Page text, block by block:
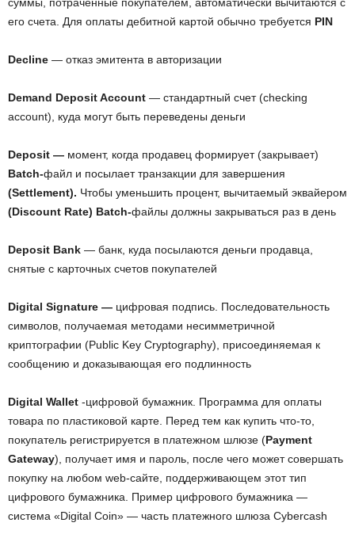
его счета. Для оплаты дебитной картой обычно требуется PIN
Decline — отказ эмитента в авторизации
Demand Deposit Account — стандартный счет (checking
account), куда могут быть переведены деньги
Deposit — момент, когда продавец формирует (закрывает)
Batch-файл и посылает транзакции для завершения
(Settlement). Чтобы уменьшить процент, вычитаемый эквайером
(Discount Rate) Batch-файлы должны закрываться раз в день
Deposit Bank — банк, куда посылаются деньги продавца,
снятые с карточных счетов покупателей
Digital Signature — цифровая подпись. Последовательность
символов, получаемая методами несимметричной
криптографии (Public Key Cryptography), присоединяемая к
сообщению и доказывающая его подлинность
Digital Wallet -цифровой бумажник. Программа для оплаты
товара по пластиковой карте. Перед тем как купить что-то,
покупатель регистрируется в платежном шлюзе (Payment
Gateway), получает имя и пароль, после чего может совершать
покупку на любом web-сайте, поддерживающем этот тип
цифрового бумажника. Пример цифрового бумажника —
система «Digital Coin» — часть платежного шлюза Cybercash